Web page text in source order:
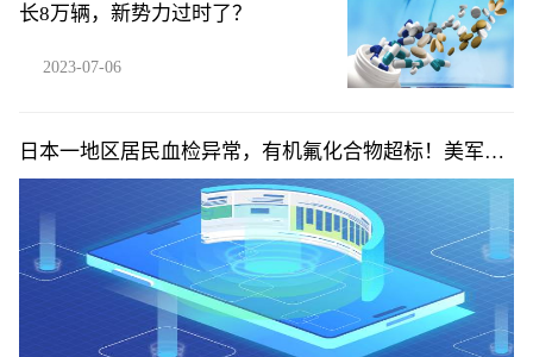
长8万辆，新势力过时了？
2023-07-06
日本一地区居民血检异常，有机氟化合物超标！美军首
次承认……